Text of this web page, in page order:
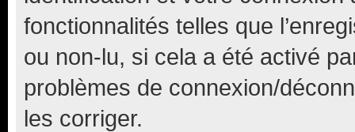
fonctionnalités telles que
ou non-lu, si cela a été activé
problèmes de connexion/
les corriger.